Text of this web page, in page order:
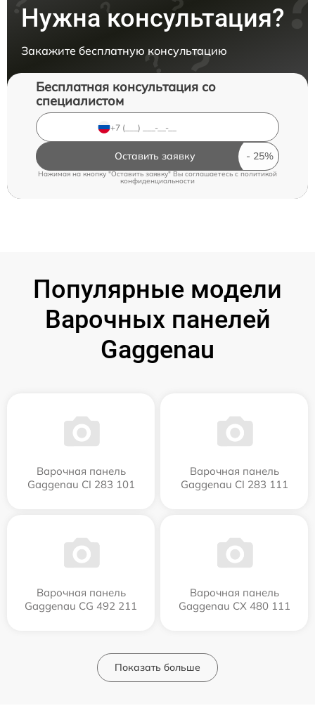
Нужна консультация?
Закажите бесплатную консультацию
Бесплатная консультация со
специалистом
Оставить заявку
Нажимая на кнопку "Оставить заявку" Вы соглашаетесь c политикой
конфиденциальности
Популярные модели
Варочных панелей
Gaggenau
Варочная панель
Gaggenau CI 283 101
Варочная панель
Gaggenau CI 283 111
Варочная панель
Gaggenau CG 492 211
Варочная панель
Gaggenau CX 480 111
Показать больше